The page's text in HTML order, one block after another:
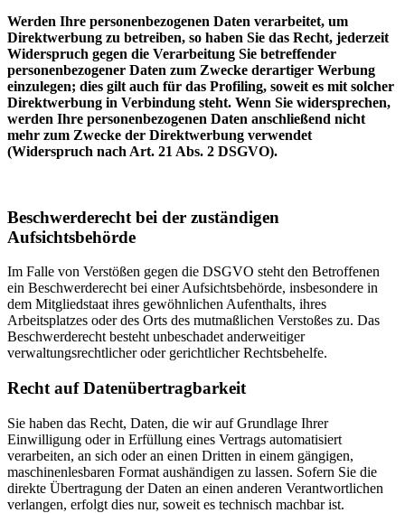
Werden Ihre personenbezogenen Daten verarbeitet, um
Direktwerbung zu betreiben, so haben Sie das Recht, jederzeit
Widerspruch gegen die Verarbeitung Sie betreffender
personenbezogener Daten zum Zwecke derartiger Werbung
einzulegen; dies gilt auch für das Profiling, soweit es mit solcher
Direktwerbung in Verbindung steht. Wenn Sie widersprechen,
werden Ihre personenbezogenen Daten anschließend nicht
mehr zum Zwecke der Direktwerbung verwendet
(Widerspruch nach Art. 21 Abs. 2 DSGVO).
Beschwerderecht bei der zuständigen
Aufsichtsbehörde
Im Falle von Verstößen gegen die DSGVO steht den Betroffenen
ein Beschwerderecht bei einer Aufsichtsbehörde, insbesondere in
dem Mitgliedstaat ihres gewöhnlichen Aufenthalts, ihres
Arbeitsplatzes oder des Orts des mutmaßlichen Verstoßes zu. Das
Beschwerderecht besteht unbeschadet anderweitiger
verwaltungsrechtlicher oder gerichtlicher Rechtsbehelfe.
Recht auf Datenübertragbarkeit
Sie haben das Recht, Daten, die wir auf Grundlage Ihrer
Einwilligung oder in Erfüllung eines Vertrags automatisiert
verarbeiten, an sich oder an einen Dritten in einem gängigen,
maschinenlesbaren Format aushändigen zu lassen. Sofern Sie die
direkte Übertragung der Daten an einen anderen Verantwortlichen
verlangen, erfolgt dies nur, soweit es technisch machbar ist.